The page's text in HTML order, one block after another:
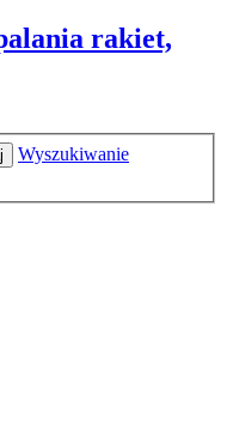
rakiet,
Wyszukiwanie